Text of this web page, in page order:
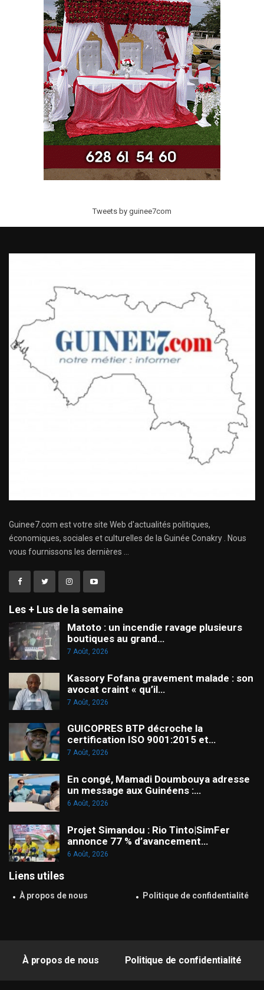
Tweets by guinee7com
Guinee7.com est votre site Web d'actualités politiques,
économiques, sociales et culturelles de la Guinée Conakry . Nous
vous fournissons les dernières ...
Les + Lus de la semaine
Matoto : un incendie ravage plusieurs
boutiques au grand…
7 Août, 2026
Kassory Fofana gravement malade : son
avocat craint « qu’il…
7 Août, 2026
GUICOPRES BTP décroche la
certification ISO 9001:2015 et…
7 Août, 2026
En congé, Mamadi Doumbouya adresse
un message aux Guinéens :…
6 Août, 2026
Projet Simandou : Rio Tinto|SimFer
annonce 77 % d’avancement…
6 Août, 2026
Liens utiles
À propos de nous Politique de confidentialité
À propos de nous Politique de confidentialité